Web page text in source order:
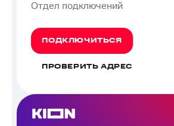
Отдел подключений
ПОДКЛЮЧИТЬСЯ
ПРОВЕРИТЬ АДРЕС